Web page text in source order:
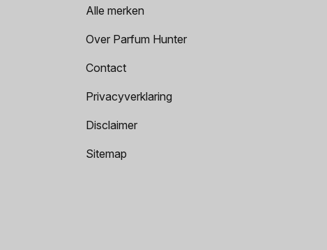
Alle merken
Over Parfum Hunter
Contact
Privacyverklaring
Disclaimer
Sitemap